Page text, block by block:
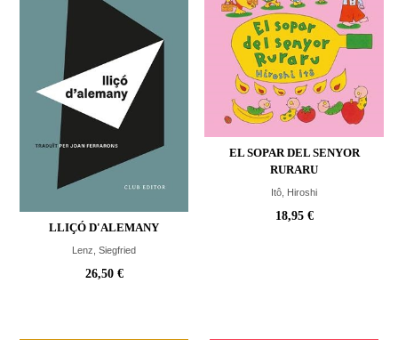
LLIÇÓ D'ALEMANY
Lenz, Siegfried
26,50 €
EL SOPAR DEL SENYOR
RURARU
Itô, Hiroshi
18,95 €